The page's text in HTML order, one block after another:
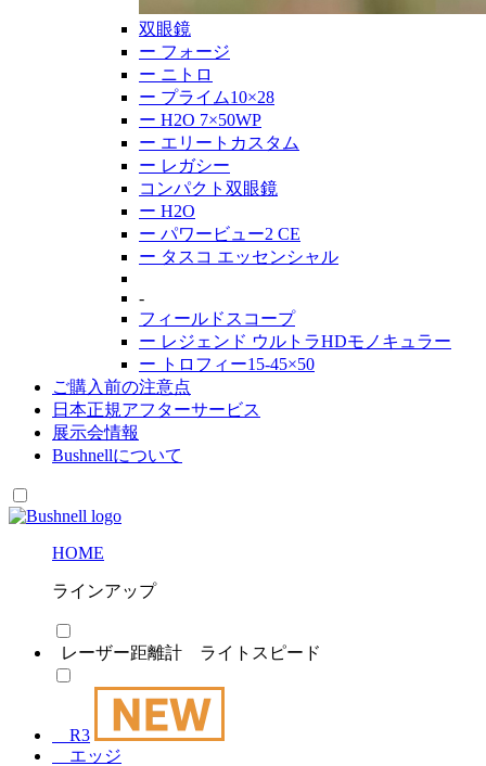
双眼鏡
ー フォージ
ー ニトロ
ー プライム10×28
ー H2O 7×50WP
ー エリートカスタム
ー レガシー
コンパクト双眼鏡
ー H2O
ー パワービュー2 CE
ー タスコ エッセンシャル
-
フィールドスコープ
ー レジェンド ウルトラHDモノキュラー
ー トロフィー15-45×50
ご購入前の注意点
日本正規アフターサービス
展示会情報
Bushnellについて
HOME
ラインアップ
レーザー距離計 ライトスピード
R3
エッジ